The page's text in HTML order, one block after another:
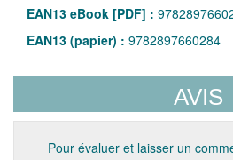
EAN13 eBook [PDF] :
EAN13 (papier) : 9782897660284
AVIS
Pour évaluer et laisser un